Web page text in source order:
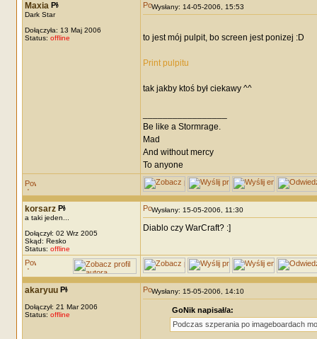
Maxia
Dark Star
Dołączyła: 13 Maj 2006
Status: offline
Wysłany: 14-05-2006, 15:53
to jest mój pulpit, bo screen jest ponizej :D
Print pulpitu
tak jakby ktoś był ciekawy ^^
Be like a Stormrage.
Mad
And without mercy
To anyone
korsarz
a taki jeden...
Dołączył: 02 Wrz 2005
Skąd: Resko
Status: offline
Wysłany: 15-05-2006, 11:30
Diablo czy WarCraft? :]
akaryuu
Dołączył: 21 Mar 2006
Status: offline
Wysłany: 15-05-2006, 14:10
GoNik napisał/a:
Podczas szperania po imageboardach